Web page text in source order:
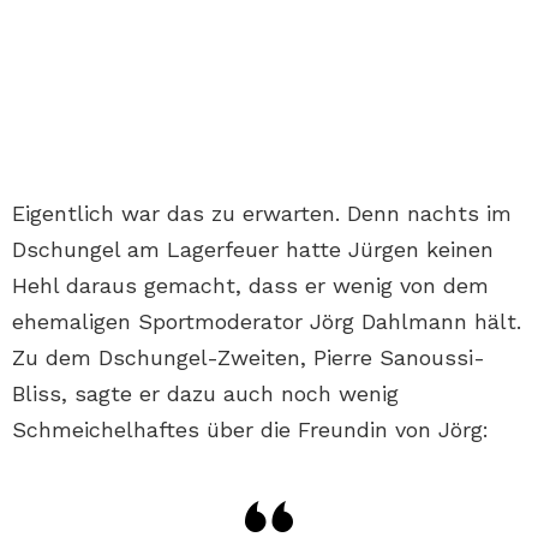
Eigentlich war das zu erwarten. Denn nachts im
Dschungel am Lagerfeuer hatte Jürgen keinen
Hehl daraus gemacht, dass er wenig von dem
ehemaligen Sportmoderator Jörg Dahlmann hält.
Zu dem Dschungel-Zweiten, Pierre Sanoussi-
Bliss, sagte er dazu auch noch wenig
Schmeichelhaftes über die Freundin von Jörg: